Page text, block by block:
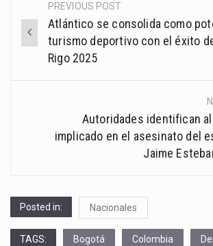
Post
navigation
PREVIOUS POST
Atlántico se consolida como
turismo deportivo con el éxito
Rigo 2025
Autoridades identifican
implicado en el asesinato del
Jaime
Posted in: Nacionales
TAGS: Bogotá Colombia